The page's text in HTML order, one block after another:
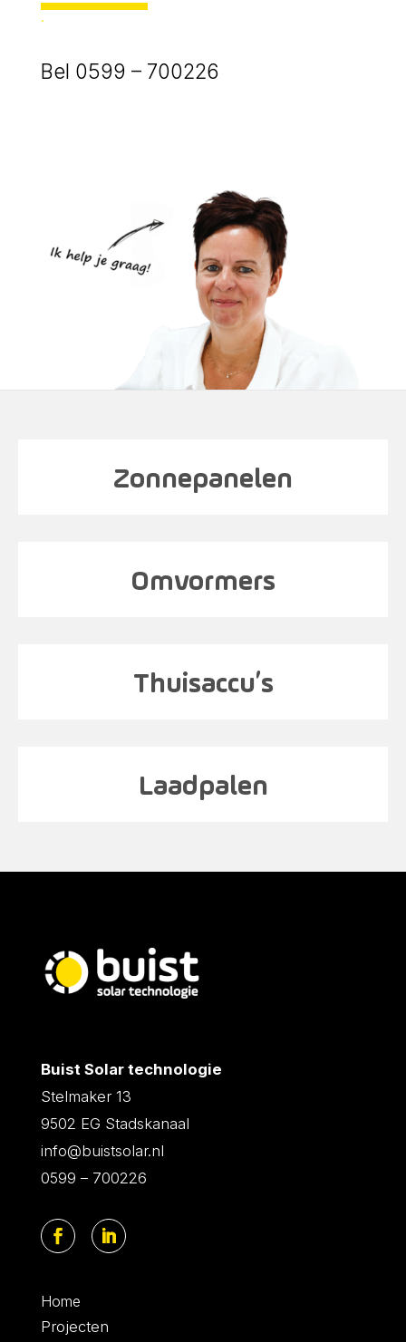
.
Bel 0599 – 700226
Zonnepanelen
Omvormers
Thuisaccu’s
Laadpalen
Buist Solar technologie
Stelmaker 13
9502 EG Stadskanaal
info@buistsolar.nl
0599 – 700226
Home
Projecten